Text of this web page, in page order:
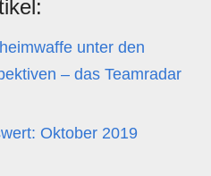
unter den
– das Teamradar
Oktober 2019